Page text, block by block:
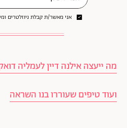
אני מאשר/ת קבלת ניוזלטרים
מה ייעצה אילנה דיין לעמליה
ועוד טיפים שעוררו בנו השראה